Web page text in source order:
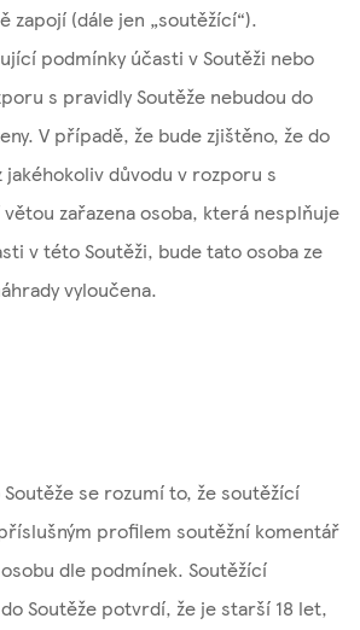
zapojí (dále jen „soutěžící“).
podmínky účasti v Soutěži nebo
s pravidly Soutěže nebudou do
V případě, že bude zjištěno, že do
jakéhokoliv důvodu v rozporu s
zařazena osoba, která nesplňuje
v této Soutěži, bude tato osoba ze
vyloučena.
se rozumí to, že soutěžící
profilem soutěžní komentář
dle podmínek. Soutěžící
Soutěže potvrdí, že je starší 18 let,